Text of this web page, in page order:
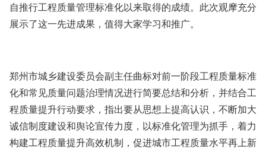
自推行工程质量管理标准化以来取得的成绩。此次观摩充分
展示了这一先进成果，值得大家学习和推广。
郑州市城乡建设委员会副主任曲标对前一阶段工程质量标准
化和常见质量问题治理情况进行简要总结和分析，并结合工
程质量提升行动要求，指出要从思想上提高认识，不断加大
诚信制度建设和舆论宣传力度，以标准化管理为抓手，着力
构建工程质量提升高效机制，促进城市工程质量水平再上新